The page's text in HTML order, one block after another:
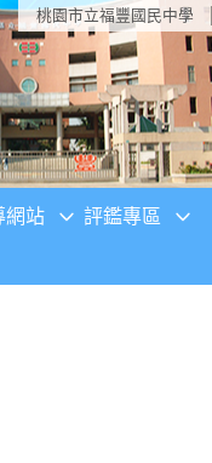
桃園市立福豐國民中學
網站 評鑑專區